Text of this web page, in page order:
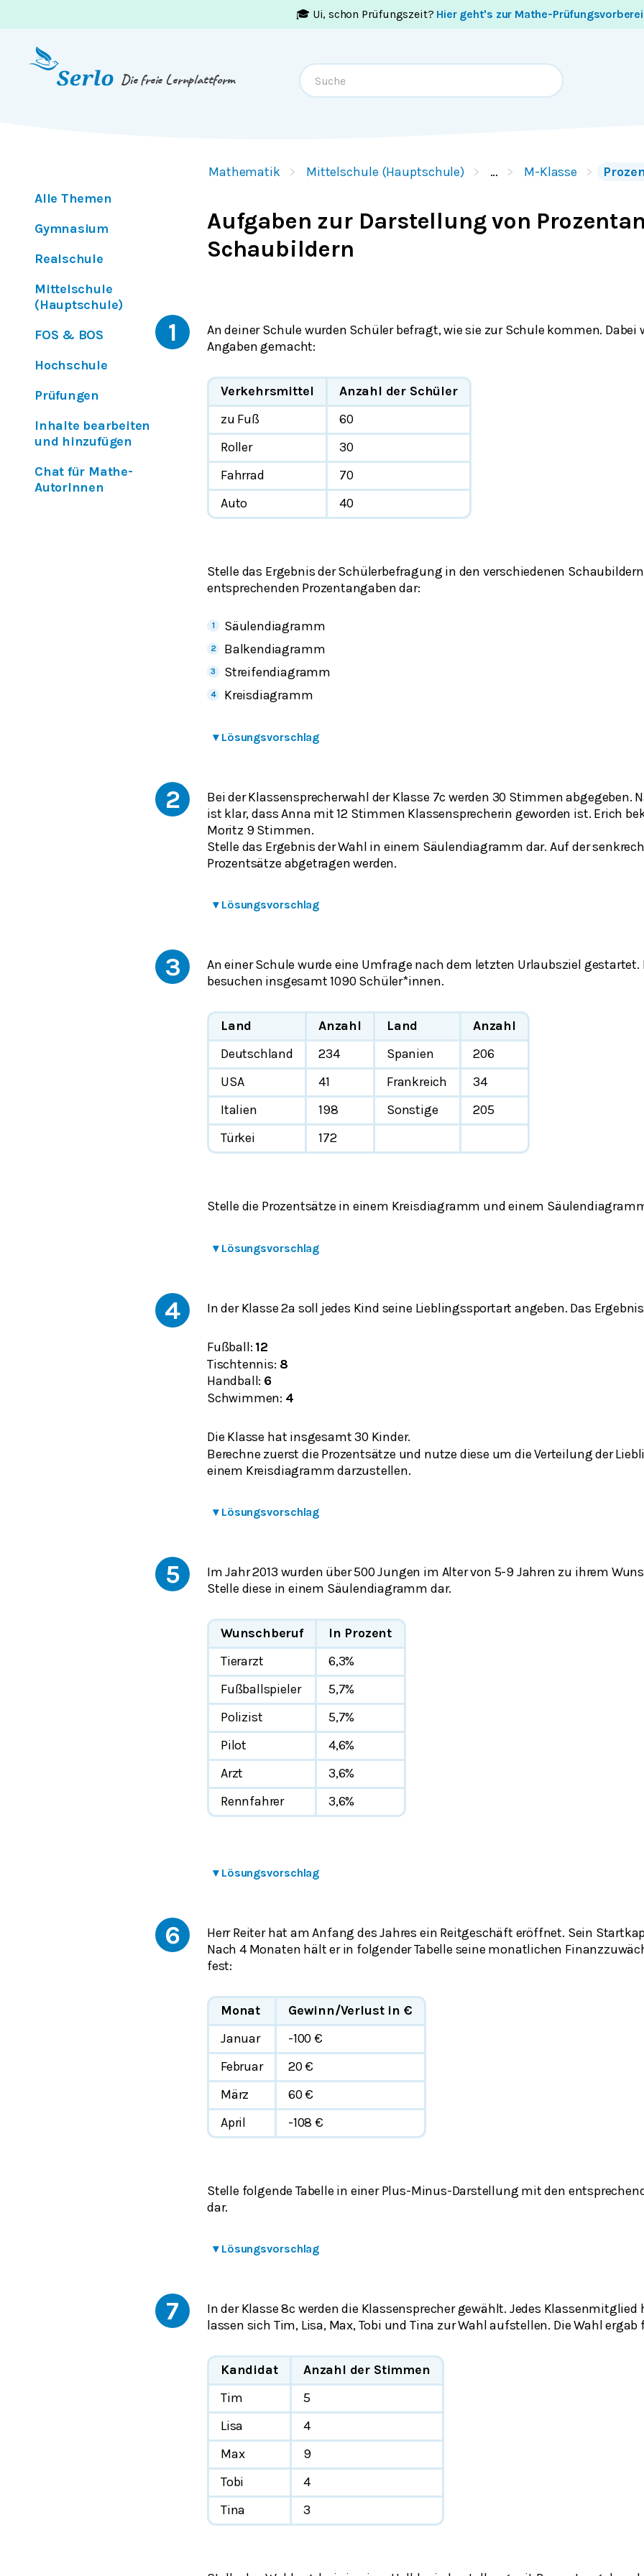
🎓 Ui, schon Prüfungszeit? Hier geht's zur Mathe-
Die freie Lernplattform
Alle Themen
Gymnasium
Realschule
Mittelschule
(Hauptschule)
FOS & BOS
Hochschule
Prüfungen
Inhalte bearbeiten
und hinzufügen
Chat für Mathe-
AutorInnen
Mathematik Mittelschule (Hauptschule) … M-Klasse
Aufgaben zur Darstellung von
Schaubildern
1
An deiner Schule wurden Schüler befragt, wie sie zur Schule kommen. Dabei
Angaben gemacht:
Verkehrsmittel
Anzahl der Schüler
zu Fuß
60
Roller
30
Fahrrad
70
Auto
40
Stelle das Ergebnis der Schülerbefragung in den verschiedenen
entsprechenden Prozentangaben dar:
Säulendiagramm
Balkendiagramm
Streifendiagramm
Kreisdiagramm
▾ Lösungsvorschlag
2
Bei der Klassensprecherwahl der Klasse 7c werden 30 Stimmen abgegeben.
ist klar, dass Anna mit 12 Stimmen Klassensprecherin geworden ist. Erich
Moritz 9 Stimmen.
Stelle das Ergebnis der Wahl in einem Säulendiagramm dar. Auf der
Prozentsätze abgetragen werden.
▾ Lösungsvorschlag
3
An einer Schule wurde eine Umfrage nach dem letzten Urlaubsziel gestartet.
besuchen insgesamt 1090 Schüler*innen.
Land Anzahl Land
Anzahl
Deutschland
234 Spanien
206
USA
41 Frankreich
34
Italien
198 Sonstige
205
Türkei
172
Stelle die Prozentsätze in einem Kreisdiagramm und einem
▾ Lösungsvorschlag
4 In der Klasse 2a soll jedes Kind seine Lieblingssportart angeben. Das
Fußball: 12
Tischtennis: 8
Handball: 6
Schwimmen: 4
Die Klasse hat insgesamt 30 Kinder.
Berechne zuerst die Prozentsätze und nutze diese um die Verteilung der
einem Kreisdiagramm darzustellen.
▾ Lösungsvorschlag
5
Im Jahr 2013 wurden über 500 Jungen im Alter von 5-9 Jahren zu ihrem
Stelle diese in einem Säulendiagramm dar.
Wunschberuf
In Prozent
Tierarzt
6,3%
Fußballspieler
5,7%
Polizist
5,7%
Pilot
4,6%
Arzt
3,6%
Rennfahrer
3,6%
▾ Lösungsvorschlag
6
Herr Reiter hat am Anfang des Jahres ein Reitgeschäft eröffnet. Sein
Nach 4 Monaten hält er in folgender Tabelle seine monatlichen
fest:
Monat
Gewinn/Verlust in €
Januar
-100 €
Februar
20 €
März
60 €
April
-108 €
Stelle folgende Tabelle in einer Plus-Minus-Darstellung mit den
dar.
▾ Lösungsvorschlag
7
In der Klasse 8c werden die Klassensprecher gewählt. Jedes
lassen sich Tim, Lisa, Max, Tobi und Tina zur Wahl aufstellen. Die Wahl
Kandidat
Anzahl der Stimmen
Tim
5
Lisa
4
Max
9
Tobi
4
Tina
3